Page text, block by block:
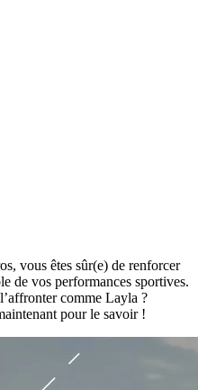
vous êtes sûr(e) de renforcer
de vos performances sportives.
comme Layla ?
pour le savoir !